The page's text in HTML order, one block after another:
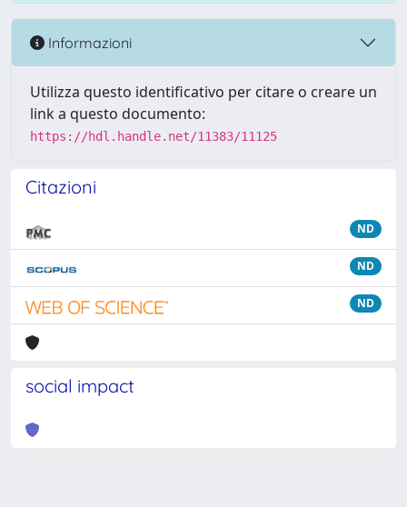
Informazioni
Utilizza questo identificativo per citare o creare un
link a questo documento:
https://hdl.handle.net/11383/11125
Citazioni
ND
ND
ND
social impact